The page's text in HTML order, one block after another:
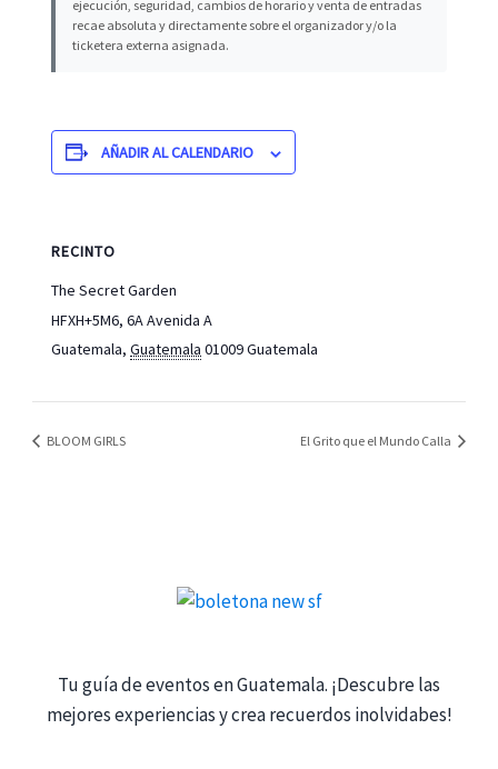
ejecución, seguridad, cambios de horario y venta de entradas
recae absoluta y directamente sobre el organizador y/o la
ticketera externa asignada.
AÑADIR AL CALENDARIO
RECINTO
The Secret Garden
HFXH+5M6, 6A Avenida A
Guatemala, Guatemala 01009Guatemala
BLOOM GIRLS El Grito que el Mundo Calla
Tu guía de eventos en Guatemala. ¡Descubre las
mejores experiencias y crea recuerdos inolvidabes!